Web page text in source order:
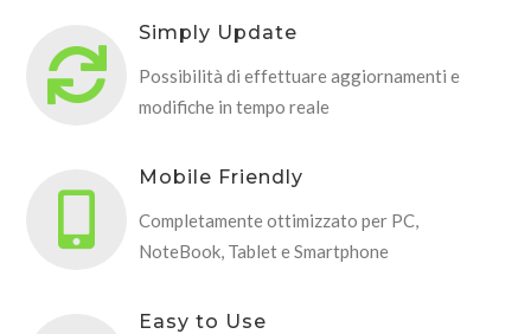
Simply Update
Possibilità di effettuare aggiornamenti e
modifiche in tempo reale
Mobile Friendly
Completamente ottimizzato per PC,
NoteBook, Tablet e Smartphone
Easy to Use